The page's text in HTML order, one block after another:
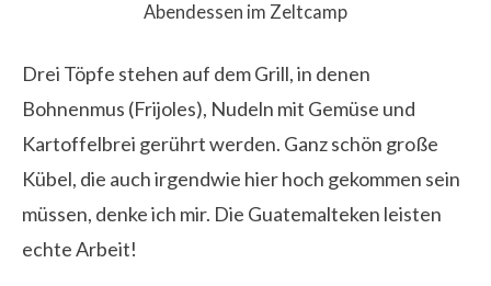
Abendessen im Zeltcamp
Drei Töpfe stehen auf dem Grill, in denen
Bohnenmus (Frijoles), Nudeln mit Gemüse und
Kartoffelbrei gerührt werden. Ganz schön große
Kübel, die auch irgendwie hier hoch gekommen sein
müssen, denke ich mir. Die Guatemalteken leisten
echte Arbeit!